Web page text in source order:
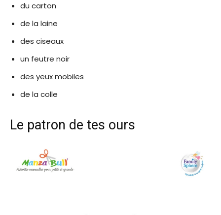
du carton
de la laine
des ciseaux
un feutre noir
des yeux mobiles
de la colle
Le patron de tes ours